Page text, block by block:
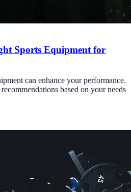
Sports Equipment for
can enhance your performance.
based on your needs